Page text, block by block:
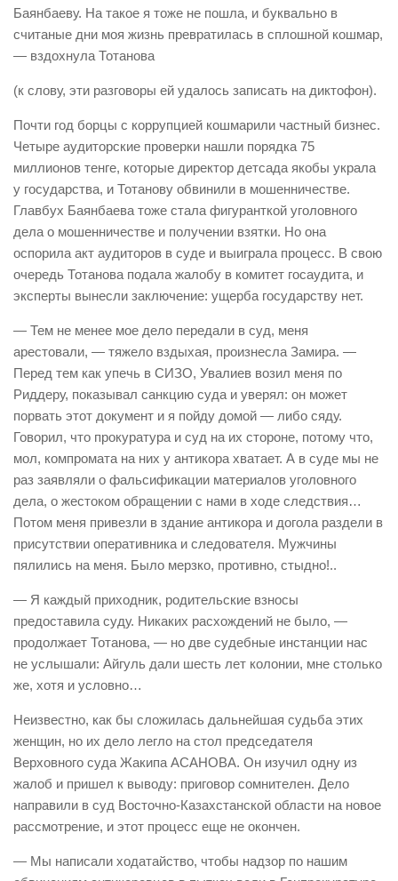
Баянбаеву. На такое я тоже не пошла, и буквально в
считаные дни моя жизнь превратилась в сплошной кошмар,
— вздохнула Тотанова
(к слову, эти разговоры ей удалось записать на диктофон).
Почти год борцы с коррупцией кошмарили частный бизнес.
Четыре аудиторские проверки нашли порядка 75
миллионов тенге, которые директор детсада якобы украла
у государства, и Тотанову обвинили в мошенничестве.
Главбух Баянбаева тоже стала фигуранткой уголовного
дела о мошенничестве и получении взятки. Но она
оспорила акт аудиторов в суде и выиграла процесс. В свою
очередь Тотанова подала жалобу в комитет госаудита, и
эксперты вынесли заключение: ущерба государству нет.
— Тем не менее мое дело передали в суд, меня
арестовали, — тяжело вздыхая, произнесла Замира. —
Перед тем как упечь в СИЗО, Увалиев возил меня по
Риддеру, показывал санкцию суда и уверял: он может
порвать этот документ и я пойду домой — либо сяду.
Говорил, что прокуратура и суд на их стороне, потому что,
мол, компромата на них у антикора хватает. А в суде мы не
раз заявляли о фальсификации материалов уголовного
дела, о жестоком обращении с нами в ходе следствия…
Потом меня привезли в здание антикора и догола раздели в
присутствии оперативника и следователя. Мужчины
пялились на меня. Было мерзко, противно, стыдно!..
— Я каждый приходник, родительские взносы
предоставила суду. Никаких расхождений не было, —
продолжает Тотанова, — но две судебные инстанции нас
не услышали: Айгуль дали шесть лет колонии, мне столько
же, хотя и условно…
Неизвестно, как бы сложилась дальнейшая судьба этих
женщин, но их дело легло на стол председателя
Верховного суда Жакипа АСАНОВА. Он изучил одну из
жалоб и пришел к выводу: приговор сомнителен. Дело
направили в суд Восточно-Казахстанской области на новое
рассмотрение, и этот процесс еще не окончен.
— Мы написали ходатайство, чтобы надзор по нашим